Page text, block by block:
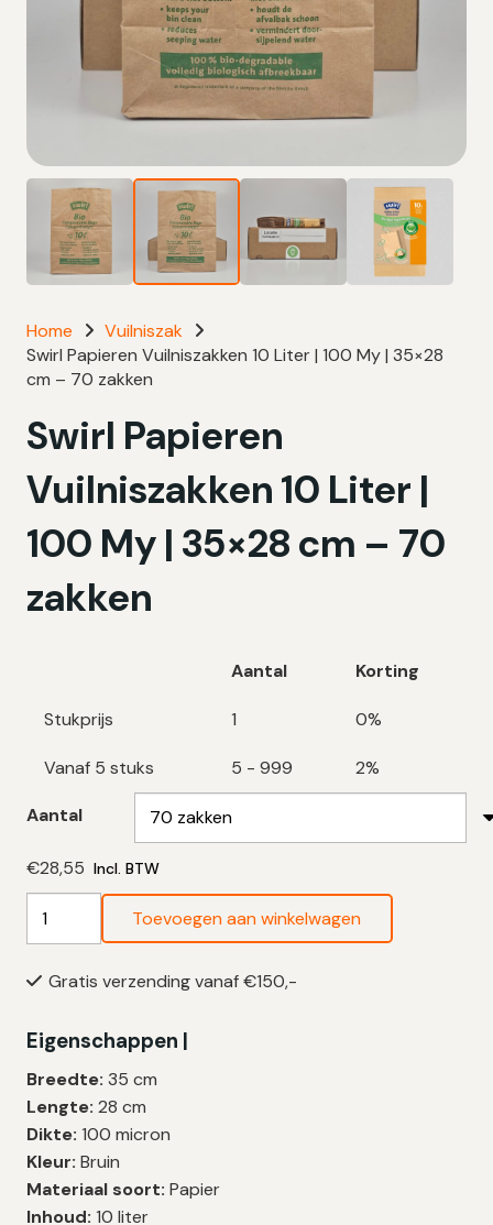
Home
Vuilniszak
Swirl Papieren Vuilniszakken 10 Liter | 100 My | 35×28
cm – 70 zakken
Swirl Papieren
Vuilniszakken 10 Liter |
100 My | 35×28 cm – 70
zakken
Aantal Korting
Stukprijs 1 0%
Vanaf 5 stuks 5 - 999 2%
Aantal
€28,55 Incl. BTW
10
|
100
My
|
35x28
cm
–
Toevoegen aan winkelwagen
Gratis verzending vanaf €150,-
Eigenschappen |
Breedte: 35 cm
Lengte: 28 cm
Dikte: 100 micron
Kleur: Bruin
Materiaal soort: Papier
Inhoud: 10 liter